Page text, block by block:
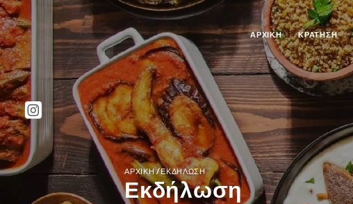
ΑΡΧΙΚΉ ΚΡΆΤΗΣΗ
ΑΡΧΙΚΉ/ΕΚΔΉΛΩΣΗ
Εκδήλωση